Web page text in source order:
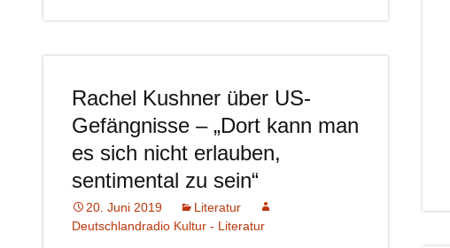
Rachel Kushner über US-
Gefängnisse – „Dort kann man
es sich nicht erlauben,
sentimental zu sein“
20. Juni 2019
Literatur
Deutschlandradio Kultur - Literatur